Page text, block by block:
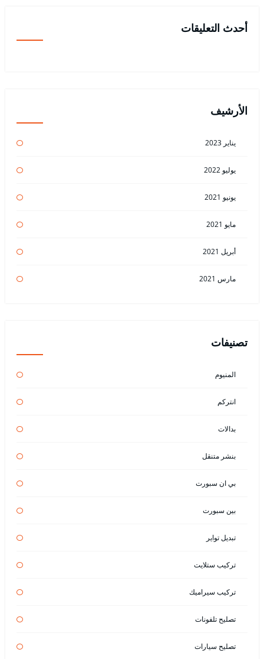
أحدث التعليقات
الأرشيف
يناير 2023
يوليو 2022
يونيو 2021
مايو 2021
أبريل 2021
مارس 2021
تصنيفات
المنيوم
انتركم
بدالات
بنشر متنقل
بي ان سبورت
بين سبورت
تبديل تواير
تركيب ستلايت
تركيب سيراميك
تصليح تلفونات
تصليح سيارات